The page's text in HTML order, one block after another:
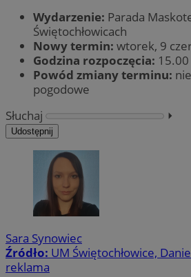
Wydarzenie: Parada
Świętochłowicach
Nowy termin: wtorek, 9
Godzina rozpoczęcia: 15.00
Powód zmiany terminu:
pogodowe
Słuchaj
⏵︎
Udostępnij
Sara Synowiec
Źródło: UM Świętochłowice,
reklama